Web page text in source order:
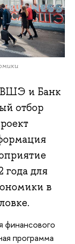
и Банк
отбор
года для
в
финансового
программа